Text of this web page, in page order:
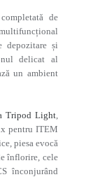
de
depozitare și
delicat al
un ambient
Tripod Light,
pentru ITEM
piesa evocă
înflorire, cele
înconjurând